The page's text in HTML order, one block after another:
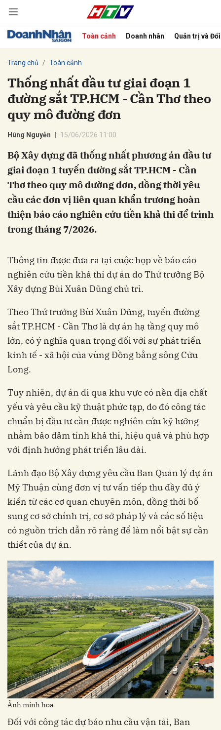
Toàn cảnh Doanh nhân Quản trị và
Trang chủ Toàn cảnh
Thống nhất đầu tư giai đoạn 1
đường sắt TP.HCM - Cần Thơ theo
quy mô đường đơn
Hùng Nguyễn 15/06/2026 11:00
Bộ Xây dựng đã thống nhất phương án đầu tư
giai đoạn 1 tuyến đường sắt TP.HCM - Cần
Thơ theo quy mô đường đơn, đồng thời yêu
cầu các đơn vị liên quan khẩn trương hoàn
thiện báo cáo nghiên cứu tiền khả thi để trình
trong tháng 7/2026.
Thông tin được đưa ra tại cuộc họp về báo cáo
nghiên cứu tiền khả thi dự án do Thứ trưởng Bộ
Xây dựng Bùi Xuân Dũng chủ trì.
Theo Thứ trưởng Bùi Xuân Dũng, tuyến đường
sắt TP.HCM - Cần Thơ là dự án hạ tầng quy mô
lớn, có ý nghĩa quan trọng đối với sự phát triển
kinh tế - xã hội của vùng Đồng bằng sông Cửu
Long.
Tuy nhiên, dự án đi qua khu vực có nền địa chất
yếu và yêu cầu kỹ thuật phức tạp, do đó công tác
chuẩn bị đầu tư cần được nghiên cứu kỹ lưỡng
nhằm bảo đảm tính khả thi, hiệu quả và phù hợp
với định hướng phát triển lâu dài.
Lãnh đạo Bộ Xây dựng yêu cầu Ban Quản lý dự án
Mỹ Thuận cùng đơn vị tư vấn tiếp thu đầy đủ ý
kiến từ các cơ quan chuyên môn, đồng thời bổ
sung cơ sở chính trị, cơ sở pháp lý và các số liệu
có nguồn trích dẫn rõ ràng để làm nổi bật sự cần
thiết của dự án.
Ảnh minh họa
Đối với công tác dự báo nhu cầu vận tải, Ban